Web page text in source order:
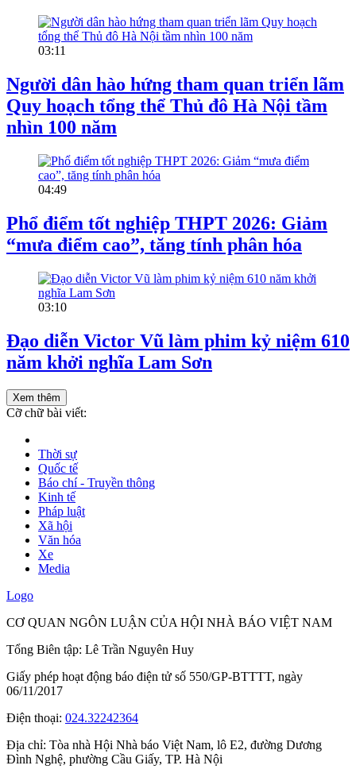
03:11
Người dân hào hứng tham quan triển lãm
Quy hoạch tổng thể Thủ đô Hà Nội tầm
nhìn 100 năm
04:49
Phổ điểm tốt nghiệp THPT 2026: Giảm
“mưa điểm cao”, tăng tính phân hóa
03:10
Đạo diễn Victor Vũ làm phim kỷ niệm 610
năm khởi nghĩa Lam Sơn
Xem thêm
Cỡ chữ bài viết:
Thời sự
Quốc tế
Báo chí - Truyền thông
Kinh tế
Pháp luật
Xã hội
Văn hóa
Xe
Media
Logo
CƠ QUAN NGÔN LUẬN CỦA HỘI NHÀ BÁO VIỆT NAM
Tổng Biên tập: Lê Trần Nguyên Huy
Giấy phép hoạt động báo điện tử số 550/GP-BTTTT, ngày
06/11/2017
Điện thoại: 024.32242364
Địa chỉ: Tòa nhà Hội Nhà báo Việt Nam, lô E2, đường Dương
Đình Nghệ, phường Cầu Giấy, TP. Hà Nội